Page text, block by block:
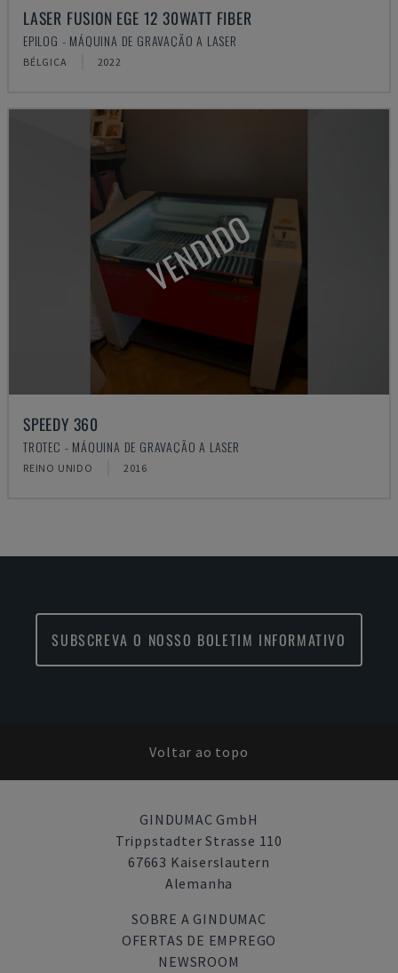
LASER FUSION EGE 12 30WATT FIBER
EPILOG - MÁQUINA DE GRAVAÇÃO A LASER
BÉLGICA 2022
VENDIDO
SPEEDY 360
TROTEC - MÁQUINA DE GRAVAÇÃO A LASER
REINO UNIDO 2016
SUBSCREVA O NOSSO BOLETIM INFORMATIVO
Voltar ao topo
GINDUMAC GmbH
Trippstadter Strasse 110
67663 Kaiserslautern
Alemanha
SOBRE A GINDUMAC
OFERTAS DE EMPREGO
NEWSROOM